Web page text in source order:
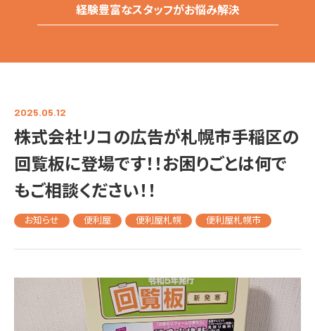
経験豊富なスタッフがお悩み解決
2025.05.12
株式会社リコの広告が札幌市手稲区の
回覧板に登場です！！お困りごとは何で
もご相談ください！！
お知らせ 便利屋 便利屋札幌 便利屋札幌市